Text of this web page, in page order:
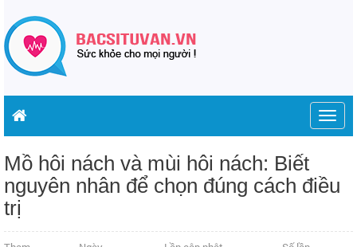
Mồ hôi nách và mùi hôi nách: Biết
nguyên nhân để chọn đúng cách điều
trị